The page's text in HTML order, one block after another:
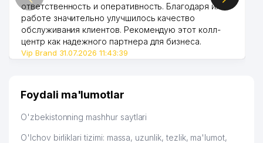
ответственность и оперативность. Благодаря их
работе значительно улучшилось качество
обслуживания клиентов. Рекомендую этот колл-
центр как надежного партнера для бизнеса.
Vip Brand 31.07.2026 11:43:39
Foydali ma'lumotlar
O'zbekistonning mashhur saytlari
O'lchov birliklari tizimi: massa, uzunlik, tezlik, ma'lumot,